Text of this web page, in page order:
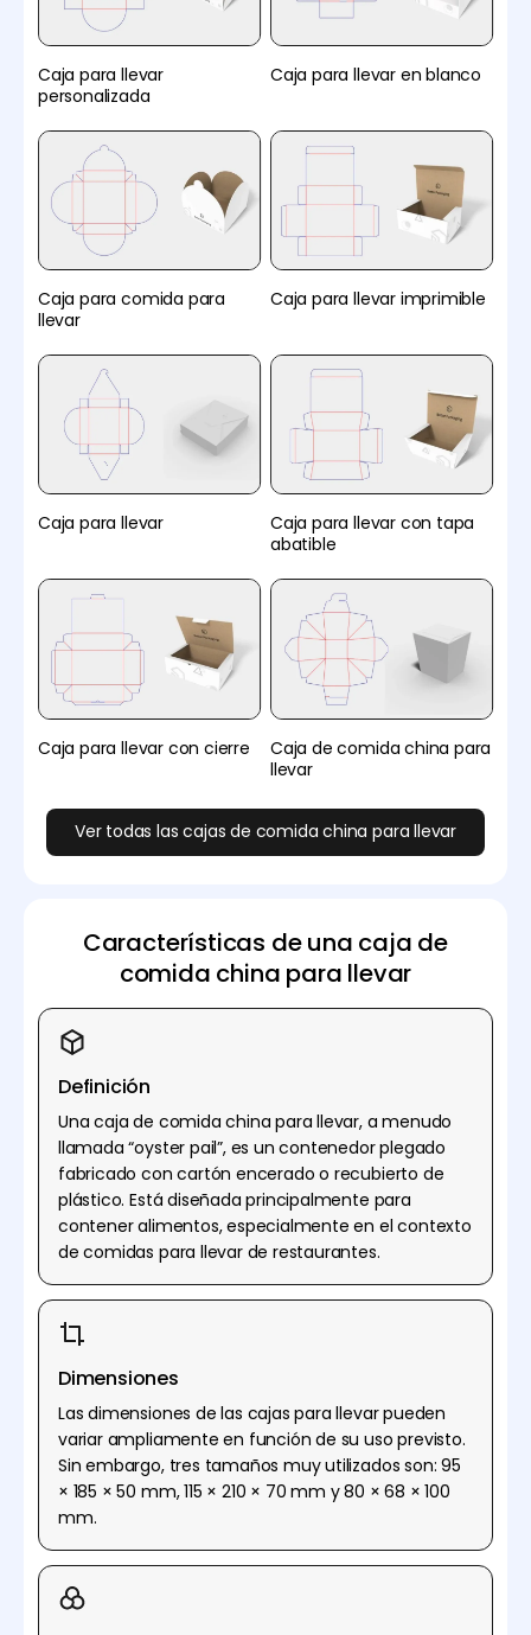
Caja para llevar
personalizada
Caja para llevar en blanco
Caja para comida para
llevar
Caja para llevar imprimible
Caja para llevar
Caja para llevar con tapa
abatible
Caja para llevar con cierre
Caja de comida china para
llevar
Ver todas las cajas de comida china para llevar
Características de una caja de
comida china para llevar
Definición
Una caja de comida china para llevar, a menudo
llamada “oyster pail”, es un contenedor plegado
fabricado con cartón encerado o recubierto de
plástico. Está diseñada principalmente para
contener alimentos, especialmente en el contexto
de comidas para llevar de restaurantes.
Dimensiones
Las dimensiones de las cajas para llevar pueden
variar ampliamente en función de su uso previsto.
Sin embargo, tres tamaños muy utilizados son: 95
× 185 × 50 mm, 115 × 210 × 70 mm y 80 × 68 × 100
mm.